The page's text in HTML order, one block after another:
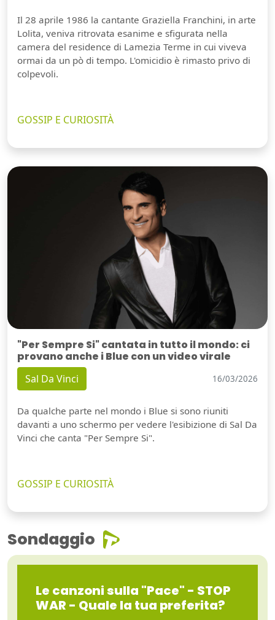
Il 28 aprile 1986 la cantante Graziella Franchini, in arte
Lolita, veniva ritrovata esanime e sfigurata nella
camera del residence di Lamezia Terme in cui viveva
ormai da un pò di tempo. L'omicidio è rimasto privo di
colpevoli.
GOSSIP E CURIOSITÀ
"Per Sempre Si" cantata in tutto il mondo: ci
provano anche i Blue con un video virale
Sal Da Vinci 16/03/2026
Da qualche parte nel mondo i Blue si sono riuniti
davanti a uno schermo per vedere l'esibizione di Sal Da
Vinci che canta "Per Sempre Si".
GOSSIP E CURIOSITÀ
Sondaggio
Le canzoni sulla "Pace" - STOP
WAR - Quale la tua preferita?